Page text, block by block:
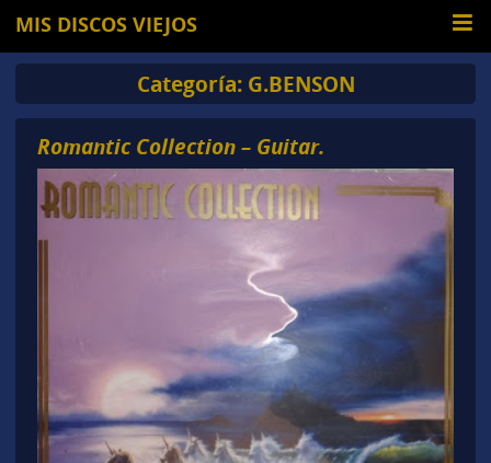
MIS DISCOS VIEJOS
Categoría: G.BENSON
Romantic Collection – Guitar.